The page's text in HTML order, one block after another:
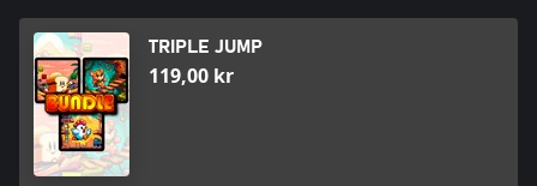
TRIPLE JUMP
119,00 kr